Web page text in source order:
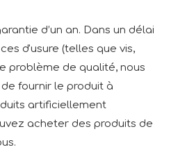
d’un an. Dans un délai
d'usure (telles que vis,
problème de qualité, nous
fournir le produit à
artificiellement
acheter des produits de